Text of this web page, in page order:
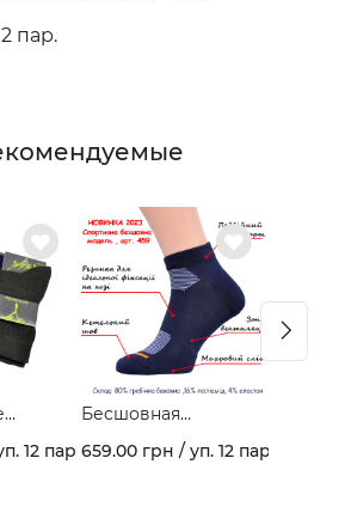
пар.
12 пар
Бесшовная
спортивная модель
из гребеночного
659.00 грн / уп. 12 пар